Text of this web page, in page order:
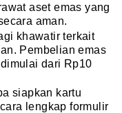
aset emas yang
aman.
khawatir terkait
Pembelian emas
dari Rp10
siapkan kartu
lengkap formulir